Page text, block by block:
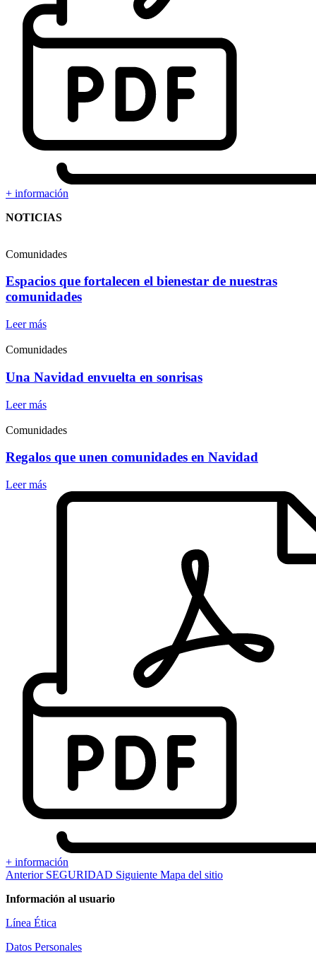
+ información
NOTICIAS
Comunidades
Espacios que fortalecen el bienestar de nuestras
comunidades
Leer más
Comunidades
Una Navidad envuelta en sonrisas
Leer más
Comunidades
Regalos que unen comunidades en Navidad
Leer más
+ información
Anterior SEGURIDAD Siguiente Mapa del sitio
Información al usuario
Línea Ética
Datos Personales